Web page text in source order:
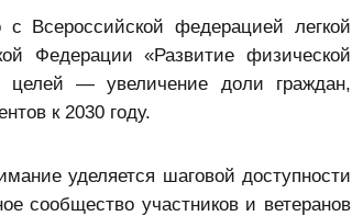
с Всероссийской федерацией легкой
Федерации «Развитие физической
целей — увеличение доли граждан,
к 2030 году.
уделяется шаговой доступности
сообщество участников и ветеранов